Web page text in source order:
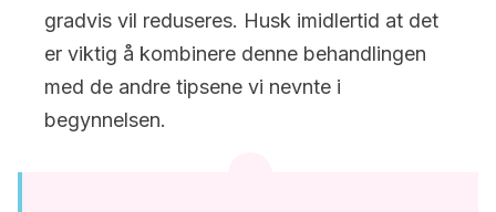
gradvis vil reduseres. Husk imidlertid at det
er viktig å kombinere denne behandlingen
med de andre tipsene vi nevnte i
begynnelsen.